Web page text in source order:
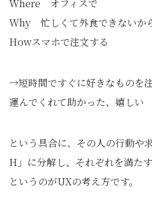
Where オフィスで
Why 忙しくて外食できないか
Howスマホで注文する
→短時間ですぐに好きなものを
運んでくれて助かった、嬉しい
という具合に、その人の行動や
H」に分解し、それぞれを満た
というのがUXの考え方です。